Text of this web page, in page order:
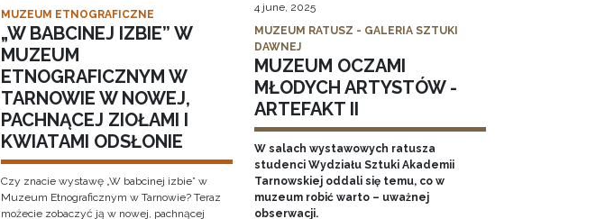
MUZEUM ETNOGRAFICZNE
„W BABCINEJ IZBIE” W
MUZEUM
ETNOGRAFICZNYM W
TARNOWIE W NOWEJ,
PACHNĄCEJ ZIOŁAMI I
KWIATAMI ODSŁONIE
Czy znacie wystawę „W babcinej izbie” w
Muzeum Etnograficznym w Tarnowie? Teraz
możecie zobaczyć ją w nowej, pachnącej
4 june, 2025
MUZEUM RATUSZ - GALERIA SZTUKI
DAWNEJ
MUZEUM OCZAMI
MŁODYCH ARTYSTÓW -
ARTEFAKT II
W salach wystawowych ratusza
studenci Wydziału Sztuki Akademii
Tarnowskiej oddali się temu, co w
muzeum robić warto – uważnej
obserwacji.